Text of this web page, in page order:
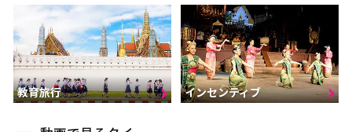
教育旅行 インセンティブ